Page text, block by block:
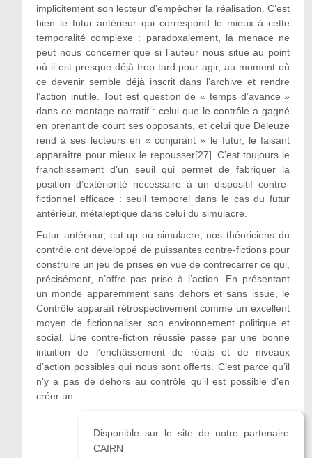
implicitement son lecteur d’empêcher la réalisation. C’est
bien le futur antérieur qui correspond le mieux à cette
temporalité complexe : paradoxalement, la menace ne
peut nous concerner que si l’auteur nous situe au point
où il est presque déjà trop tard pour agir, au moment où
ce devenir semble déjà inscrit dans l’archive et rendre
l’action inutile. Tout est question de « temps d’avance »
dans ce montage narratif : celui que le contrôle a gagné
en prenant de court ses opposants, et celui que Deleuze
rend à ses lecteurs en « conjurant » le futur, le faisant
apparaître pour mieux le repousser[27]. C’est toujours le
franchissement d’un seuil qui permet de fabriquer la
position d’extériorité nécessaire à un dispositif contre-
fictionnel efficace : seuil temporel dans le cas du futur
antérieur, métaleptique dans celui du simulacre.
Futur antérieur, cut-up ou simulacre, nos théoriciens du
contrôle ont développé de puissantes contre-fictions pour
construire un jeu de prises en vue de contrecarrer ce qui,
précisément, n’offre pas prise à l’action. En présentant
un monde apparemment sans dehors et sans issue, le
Contrôle apparaît rétrospectivement comme un excellent
moyen de fictionnaliser son environnement politique et
social. Une contre-fiction réussie passe par une bonne
intuition de l’enchâssement de récits et de niveaux
d’action possibles qui nous sont offerts. C’est parce qu’il
n’y a pas de dehors au contrôle qu’il est possible d’en
créer un.
Disponible sur le site de notre partenaire
CAIRN